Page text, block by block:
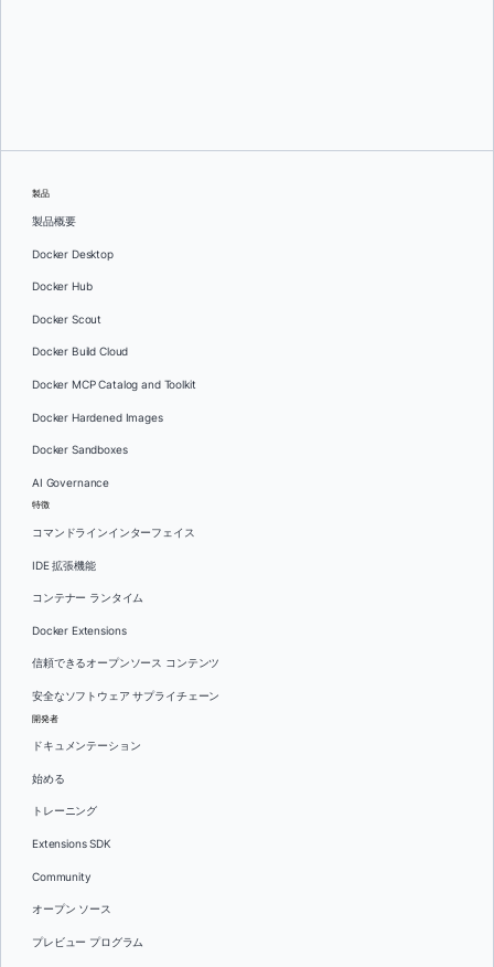
製品
製品概要
Docker Desktop
Docker Hub
Docker Scout
Docker Build Cloud
Docker MCP Catalog and Toolkit
Docker Hardened Images
Docker Sandboxes
AI Governance
特徴
コマンドラインインターフェイス
IDE 拡張機能
コンテナー ランタイム
Docker Extensions
信頼できるオープンソース コンテンツ
安全なソフトウェア サプライチェーン
開発者
ドキュメンテーション
始める
トレーニング
Extensions SDK
Community
オープン ソース
プレビュー プログラム